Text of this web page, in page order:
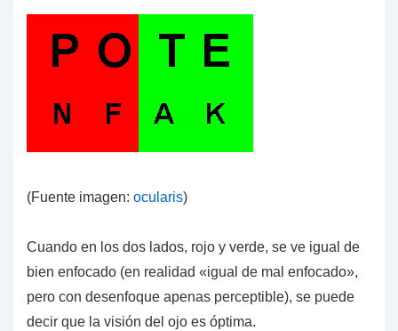
(Fuente imagen: ocularis)
Cuando en los dos lados, rojo y verde, se ve igual de
bien enfocado (en realidad «igual de mal enfocado»,
pero con desenfoque apenas perceptible), se puede
decir que la visión del ojo es óptima.